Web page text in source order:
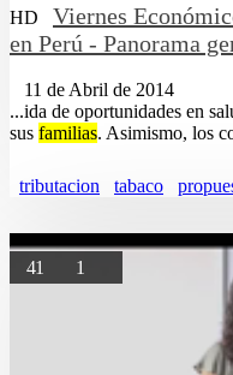
HD
Viernes
en Perú - Panorama
11 de Abril de 2014
...ida de oportunidades en
sus familias. Asimismo, los
tributacion tabaco
41 1